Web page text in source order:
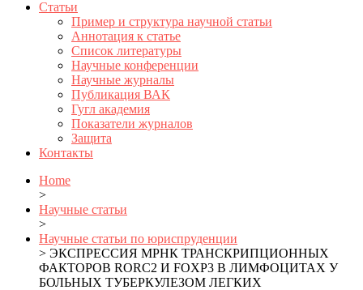
Статьи
Пример и структура научной статьи
Аннотация к статье
Список литературы
Научные конференции
Научные журналы
Публикация ВАК
Гугл академия
Показатели журналов
Защита
Контакты
Home
>
Научные статьи
>
Научные статьи по юриспруденции
> ЭКСПРЕССИЯ МРНК ТРАНСКРИПЦИОННЫХ
ФАКТОРОВ RORC2 И FOXP3 В ЛИМФОЦИТАХ У
БОЛЬНЫХ ТУБЕРКУЛЕЗОМ ЛЕГКИХ